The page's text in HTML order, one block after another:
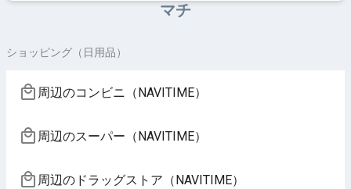
マチ
ショッピング（日用品）
周辺のコンビニ（NAVITIME）
周辺のスーパー（NAVITIME）
周辺のドラッグストア（NAVITIME）